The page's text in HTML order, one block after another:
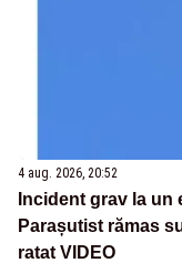
4 aug. 2026, 20:52
Incident grav la
Parașutist rămas
ratat VIDEO